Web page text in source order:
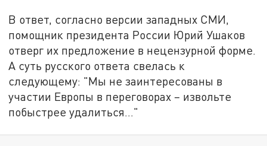
В ответ, согласно версии западных СМИ,
помощник президента России Юрий Ушаков
отверг их предложение в нецензурной форме.
А суть русского ответа свелась к
следующему: "Мы не заинтересованы в
участии Европы в переговорах – извольте
побыстрее удалиться…"